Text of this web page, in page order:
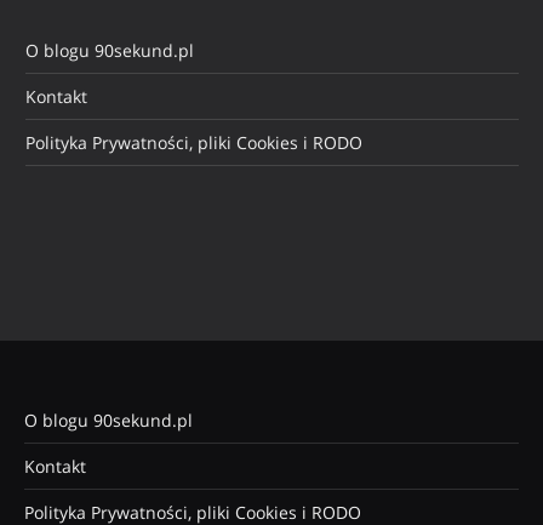
O blogu 90sekund.pl
Kontakt
Polityka Prywatności, pliki Cookies i RODO
O blogu 90sekund.pl
Kontakt
Polityka Prywatności, pliki Cookies i RODO